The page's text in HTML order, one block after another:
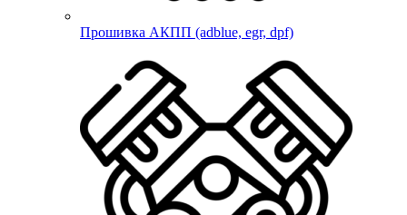
Прошивка АКПП (adblue, egr, dpf)